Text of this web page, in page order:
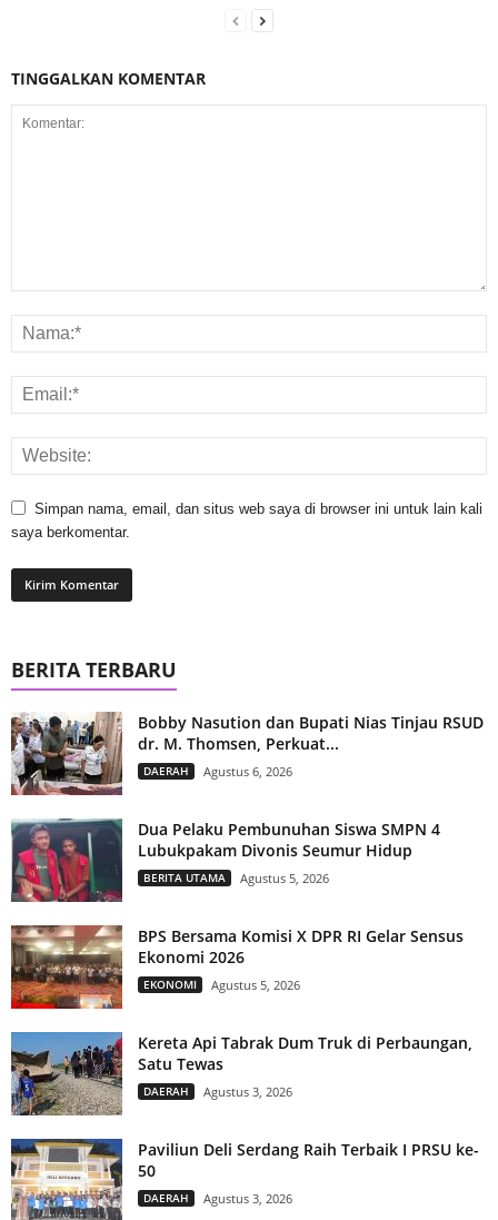
TINGGALKAN KOMENTAR
Simpan nama, email, dan situs web saya di browser ini untuk lain kali
saya berkomentar.
BERITA TERBARU
Bobby Nasution dan Bupati Nias Tinjau RSUD
dr. M. Thomsen, Perkuat...
DAERAH Agustus 6, 2026
Dua Pelaku Pembunuhan Siswa SMPN 4
Lubukpakam Divonis Seumur Hidup
BERITA UTAMA Agustus 5, 2026
BPS Bersama Komisi X DPR RI Gelar Sensus
Ekonomi 2026
EKONOMI Agustus 5, 2026
Kereta Api Tabrak Dum Truk di Perbaungan,
Satu Tewas
DAERAH Agustus 3, 2026
Paviliun Deli Serdang Raih Terbaik I PRSU ke-
50
DAERAH Agustus 3, 2026